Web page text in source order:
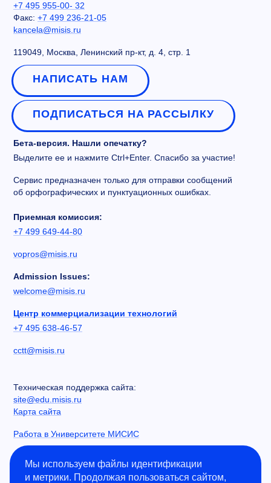
+7 495 955-00- 32
Факс: +7 499 236-21-05
kancela@misis.ru
119049, Москва, Ленинский пр-кт, д. 4, стр. 1
НАПИСАТЬ НАМ
ПОДПИСАТЬСЯ НА РАССЫЛКУ
Бета-версия. Нашли опечатку?
Выделите ее и нажмите Ctrl+Enter. Спасибо за участие!
Сервис предназначен только для отправки сообщений
об орфографических и пунктуационных ошибках.
Приемная комиссия:
+7 499 649-44-80
vopros@misis.ru
Admission Issues:
welcome@misis.ru
Центр коммерциализации технологий
+7 495 638-46-57
cctt@misis.ru
Техническая поддержка сайта:
site@edu.misis.ru
Карта сайта
Работа в Университете МИСИС
Сведения об образовательной организации
Информация о закупках
Мы используем файлы идентификации
и метрики. Продолжая пользоваться сайтом,